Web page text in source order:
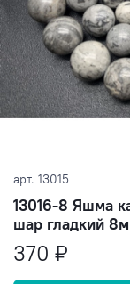
арт. 13015
13016-8 Яшма
шар гладкий
370 ₽